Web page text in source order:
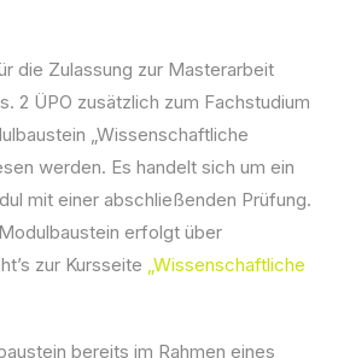
die Zulassung zur Masterarbeit
2 ÜPO zusätzlich zum Fachstudium
„Wissenschaftliche
werden. Es handelt sich um ein
mit einer abschließenden Prüfung.
erfolgt über
zur Kursseite „Wissenschaftliche
bereits im Rahmen eines